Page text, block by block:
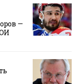
—